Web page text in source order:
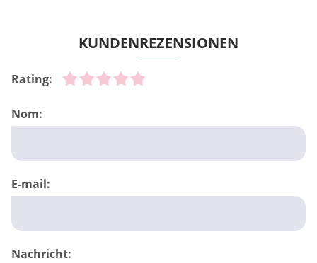
KUNDENREZENSIONEN
Rating:
Nom:
E-mail:
Nachricht: